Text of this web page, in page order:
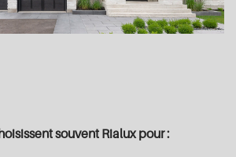
souvent Rialux pour :